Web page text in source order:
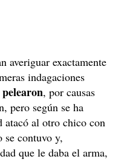
averiguar exactamente
indagaciones
pelearon, por causas
pero según se ha
atacó al otro chico con
se contuvo y,
que le daba el arma,